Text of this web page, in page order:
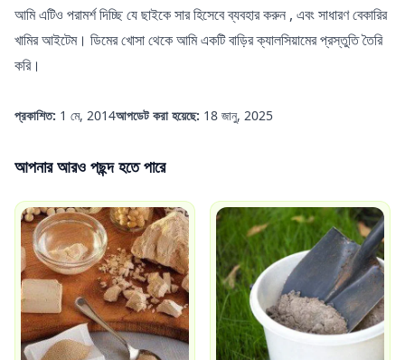
আমি এটিও পরামর্শ দিচ্ছি যেছাইকে সার হিসেবে ব্যবহার করুন , এবং সাধারণ বেকারির
খামিরআইটেম। ডিমের খোসা থেকে আমি একটিবাড়ির ক্যালসিয়ামের প্রস্তুতিতৈরি
করি।
প্রকাশিত: 1 মে, 2014আপডেট করা হয়েছে: 18 জানু, 2025
আপনার আরও পছন্দ হতে পারে